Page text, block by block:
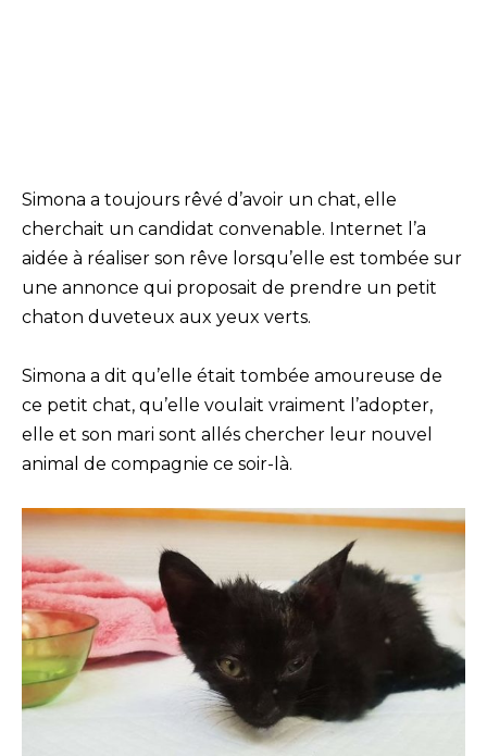
Simona a toujours rêvé d’avoir un chat, elle
cherchait un candidat convenable. Internet l’a
aidée à réaliser son rêve lorsqu’elle est tombée sur
une annonce qui proposait de prendre un petit
chaton duveteux aux yeux verts.
Simona a dit qu’elle était tombée amoureuse de
ce petit chat, qu’elle voulait vraiment l’adopter,
elle et son mari sont allés chercher leur nouvel
animal de compagnie ce soir-là.